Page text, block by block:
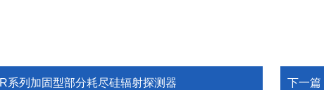
R系列加固型部分耗尽硅辐射探测器 下一篇